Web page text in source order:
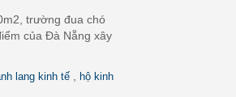
trường đua chó
của Đà Nẵng xây
lang kinh tế
hộ kinh